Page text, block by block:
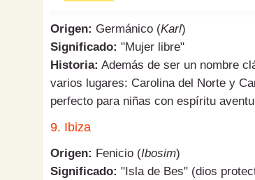
Origen: Germánico (Karl)
Significado: "Mujer libre"
Historia: Además de ser un nombre
varios lugares: Carolina del Norte y
perfecto para niñas con espíritu
9. Ibiza
Origen: Fenicio (Ibosim)
Significado: "Isla de Bes" (dios